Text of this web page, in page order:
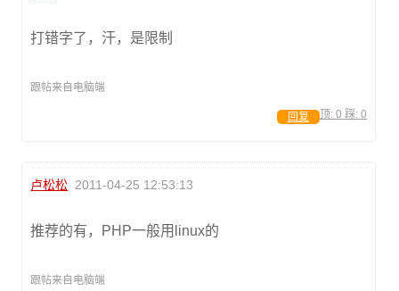
打错字了，汗，是限制
跟帖来自电脑端
顶: 0 踩: 0
回复
卢松松 2011-04-25 12:53:13
推荐的有，PHP一般用linux的
跟帖来自电脑端